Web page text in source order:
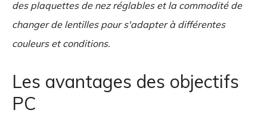
des plaquettes de nez réglables et la commodité de
changer de lentilles pour s'adapter à différentes
couleurs et conditions.
Les avantages des objectifs
PC